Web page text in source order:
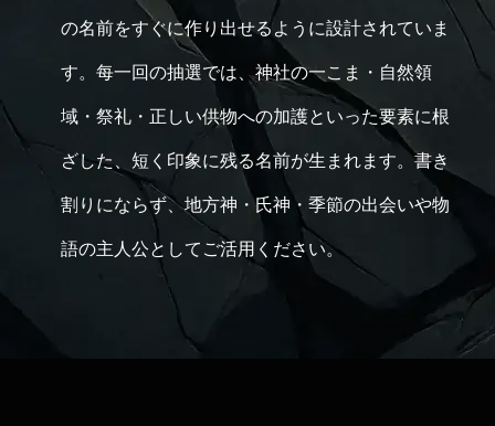
の名前をすぐに作り出せるように設計されていま
す。每一回の抽選では、神社の一こま・自然領
域・祭礼・正しい供物への加護といった要素に根
ざした、短く印象に残る名前が生まれます。書き
割りにならず、地方神・氏神・季節の出会いや物
語の主人公としてご活用ください。